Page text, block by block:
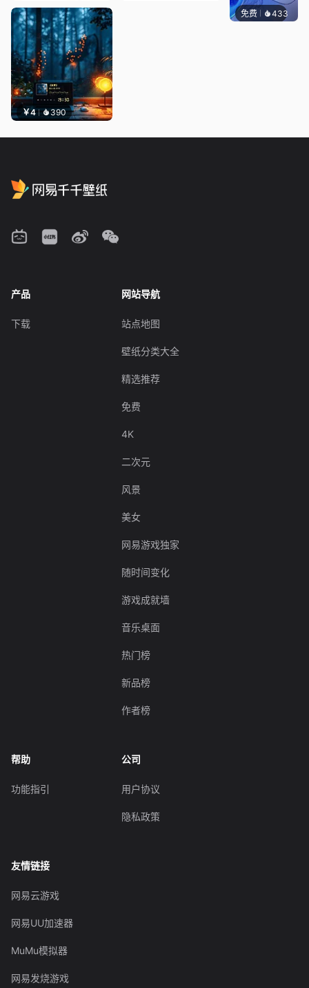
￥4 390
免费 433辰东
产品
下载
网站导航
站点地图
壁纸分类大全
精选推荐
免费
4K
二次元
风景
美女
网易游戏独家
随时间变化
游戏成就墙
音乐桌面
热门榜
新品榜
作者榜
帮助
功能指引
公司
用户协议
隐私政策
友情链接
网易云游戏
网易UU加速器
MuMu模拟器
网易发烧游戏